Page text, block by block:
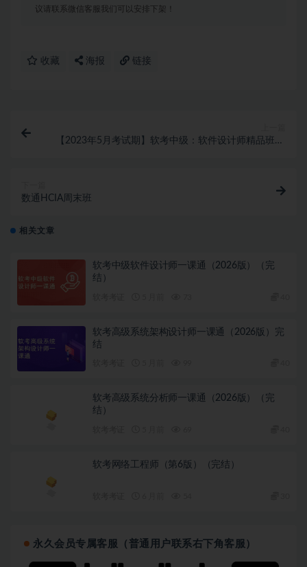
议请联系微信客服我们可以安排下架！
收藏 海报 链接
【2023年5月考试期】软考中级：软件设计师精品班12
数通HCIA周末班
相关文章
软考中级软件设计师一课通（2026版）（完
结）
软考高级系统架构设计师一课通（2026版）完
结
软考高级系统分析师一课通（2026版）（完
结）
软考网络工程师（第6版）（完结）
永久会员专属客服（普通用户联系右下角客服）